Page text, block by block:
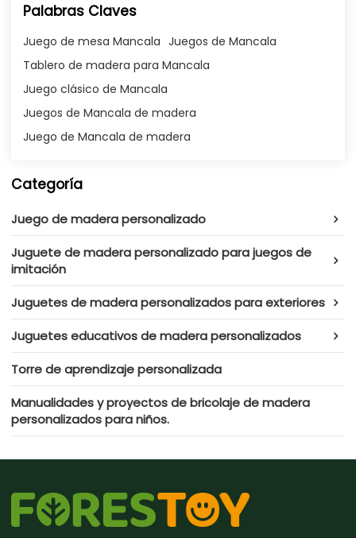
Palabras Claves
Juego de mesa Mancala Juegos de Mancala
Tablero de madera para Mancala
Juego clásico de Mancala
Juegos de Mancala de madera
Juego de Mancala de madera
Categoría
Juego de madera personalizado
Juguete de madera personalizado para juegos de
imitación
Juguetes de madera personalizados para exteriores
Juguetes educativos de madera personalizados
Torre de aprendizaje personalizada
Manualidades y proyectos de bricolaje de madera
personalizados para niños.